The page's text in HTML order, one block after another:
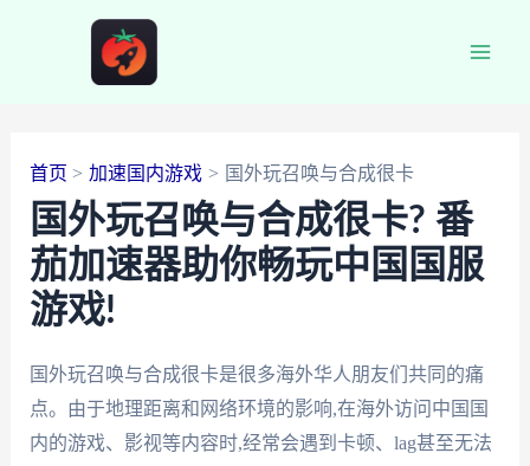
首页 加速国内游戏 国外玩召唤与合成很卡
国外玩召唤与合成很卡? 番
茄加速器助你畅玩中国国服
游戏!
国外玩召唤与合成很卡是很多海外华人朋友们共同的痛
点。由于地理距离和网络环境的影响,在海外访问中国国
内的游戏、影视等内容时,经常会遇到卡顿、lag甚至无法